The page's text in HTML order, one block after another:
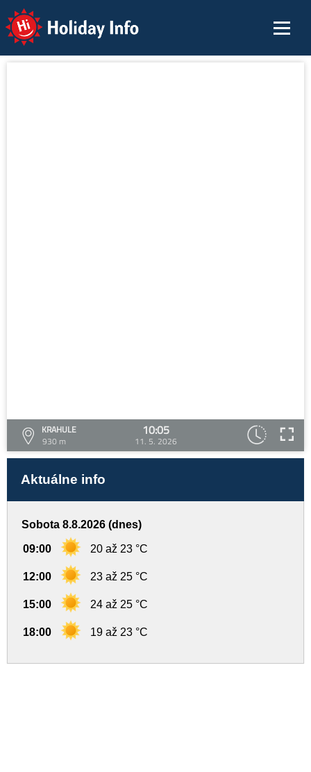
Holiday Info
KRAHULE
930 m
10:05
11. 5. 2026
Aktuálne info
Sobota 8.8.2026 (dnes)
09:00 20 až 23 °C
12:00 23 až 25 °C
15:00 24 až 25 °C
18:00 19 až 23 °C